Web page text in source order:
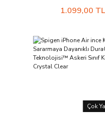
1.099,00 TL
Çok